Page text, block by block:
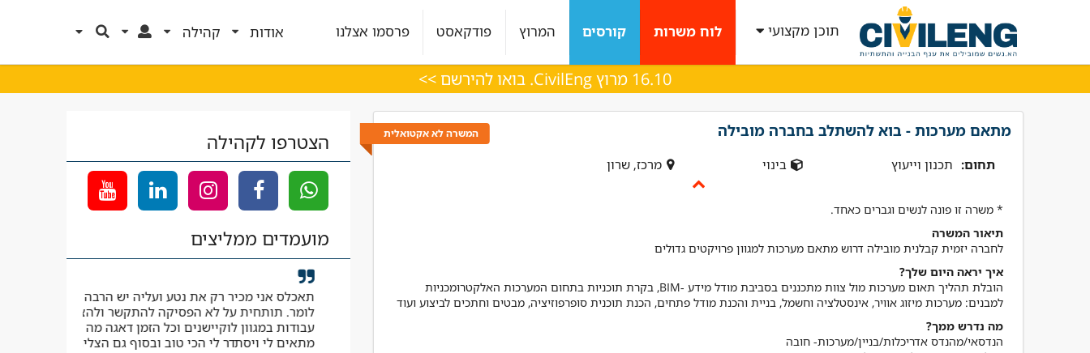
תוכן מקצועי לוח משרות קורסים המרוץ פודקאסט פרסמו אצלנו אודות קהילה
16.10 מרוץ CivilEng. בואו להירשם >>
המשרה לא אקטואלית מתאם מערכות - בוא להשתלב בחברה מובילה
תחום: תכנון וייעוץ בינוי מרכז, שרון
* משרה זו פונה לנשים וגברים כאחד.
תיאור המשרה
לחברה יזמית קבלנית מובילה דרוש מתאם מערכות למגוון פרויקטים גדולים
איך יראה היום שלך?
הובלת תהליך תאום מערכות מול צוות מתכננים בסביבת מודל מידע -BIM, בקרת תוכניות בתחום המערכות האלקטרומכניות
למבנים: מערכות מיזוג אוויר, אינסטלציה וחשמל, בניית והכנת מודל פתחים, הכנת תוכנית סופרפוזיציה, מבטים וחתכים לביצוע ועוד
מה נדרש ממך?
הצטרפו לקהילה
מועמדים ממליצים
"קיבלתי שירות מנטע השירות היה מעולה עם
הרבה ידע וסבלנות קיבלתי מענה בצורה מדויקת
ליווי מצויין, בכל שלב היו מעורבים לאורך כל
הדרך
תאכלס אני מכיר רק את נטע ועליה יש הרבה מה
לומר. תותחית על לא הפסיקה להתקשר ולהציע
עבודות במגוון לוקיישנים וכל הזמן דאגה מה
מתאים לי ויסתדר לי הכי טוב ובסוף גם הצליחה